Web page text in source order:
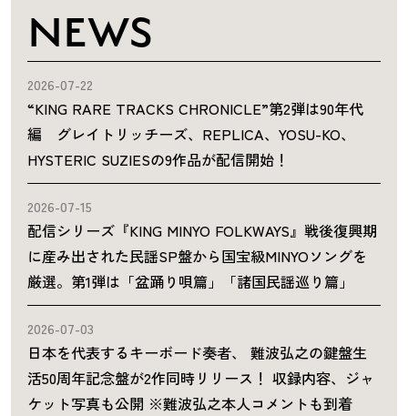
NEWS
2026-07-22
“KING RARE TRACKS CHRONICLE”第2弾は90年代
編 グレイトリッチーズ、REPLICA、YOSU-KO、
HYSTERIC SUZIESの9作品が配信開始！
2026-07-15
配信シリーズ『KING MINYO FOLKWAYS』戦後復興期
に産み出された民謡SP盤から国宝級MINYOソングを
厳選。第1弾は「盆踊り唄篇」「諸国民謡巡り篇」
2026-07-03
日本を代表するキーボード奏者、 難波弘之の鍵盤生
活50周年記念盤が2作同時リリース！ 収録内容、ジャ
ケット写真も公開 ※難波弘之本人コメントも到着